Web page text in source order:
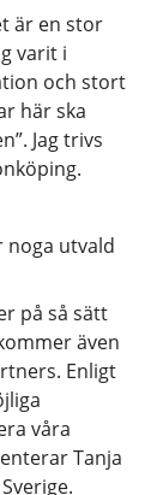
är en stor
varit i
och stort
här ska
Jag trivs
noga utvald
på så sätt
även
Enligt
våra
Tanja